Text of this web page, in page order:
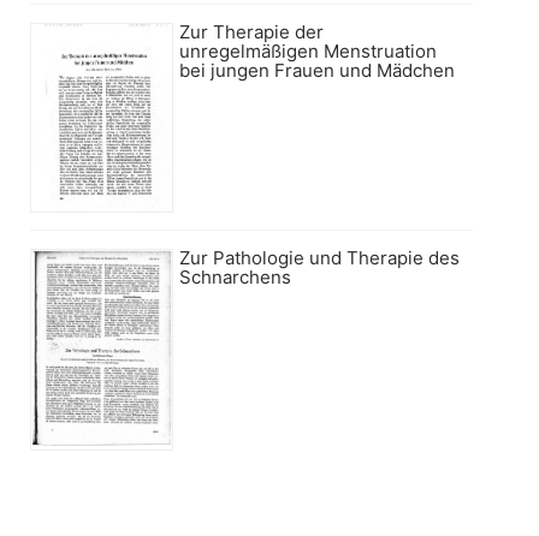
Zur Therapie der
unregelmäßigen Menstruation
bei jungen Frauen und Mädchen
Zur Pathologie und Therapie des
Schnarchens